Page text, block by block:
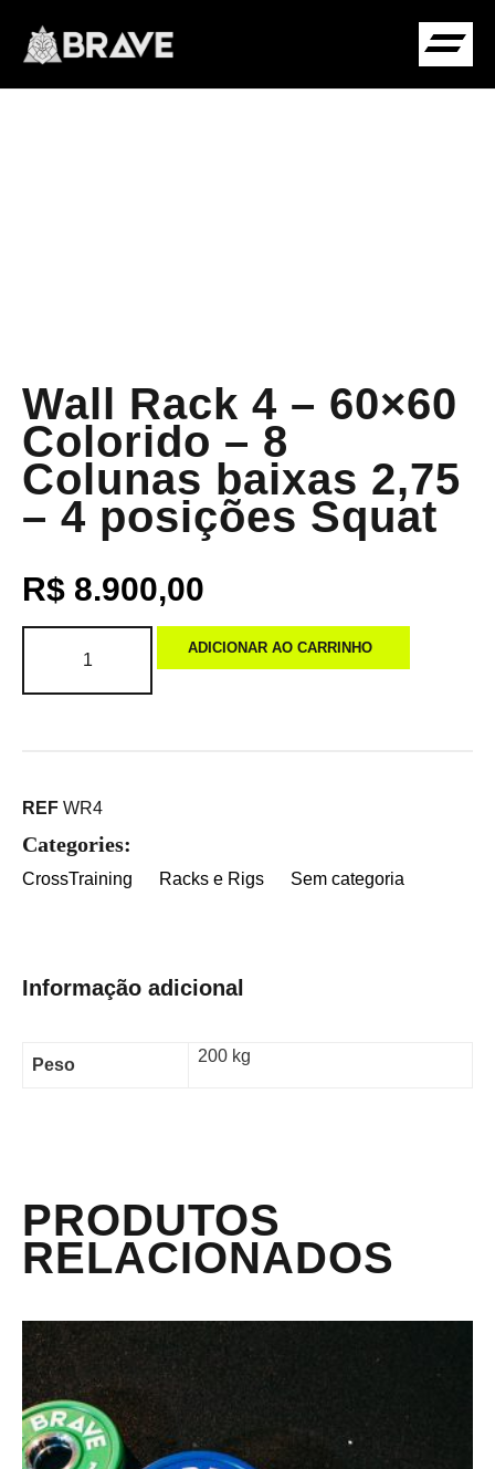
Wall Rack 4 – 60×60
Colorido – 8
Colunas baixas 2,75
– 4 posições Squat
R$ 8.900,00
ADICIONAR AO CARRINHO
REF WR4
Categories:
CrossTraining Racks e Rigs Sem categoria
Informação adicional
Peso 200 kg
PRODUTOS
RELACIONADOS